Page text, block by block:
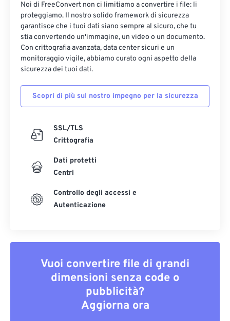
Noi di FreeConvert non ci limitiamo a convertire i file: li
proteggiamo. Il nostro solido framework di sicurezza
garantisce che i tuoi dati siano sempre al sicuro, che tu
stia convertendo un'immagine, un video o un documento.
Con crittografia avanzata, data center sicuri e un
monitoraggio vigile, abbiamo curato ogni aspetto della
sicurezza dei tuoi dati.
Scopri di più sul nostro impegno per la sicurezza
SSL/TLS
Crittografia
Dati protetti
Centri
Controllo degli accessi e
Autenticazione
Vuoi convertire file di grandi
dimensioni senza code o
pubblicità?
Aggiorna ora